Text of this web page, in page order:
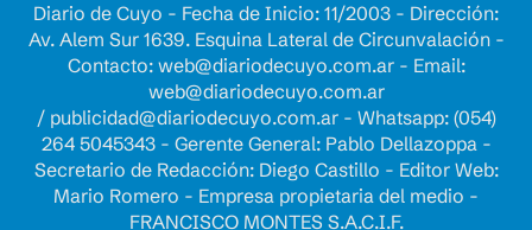
Diario de Cuyo - Fecha de Inicio: 11/2003 - Dirección:
Av. Alem Sur 1639. Esquina Lateral de Circunvalación -
Contacto: web@diariodecuyo.com.ar- Email:
web@diariodecuyo.com.ar
/ publicidad@diariodecuyo.com.ar- Whatsapp: (054)
264 5045343 - Gerente General: Pablo Dellazoppa -
Secretario de Redacción: Diego Castillo - Editor Web:
Mario Romero - Empresa propietaria del medio -
FRANCISCO MONTES S.A.C.I.F.